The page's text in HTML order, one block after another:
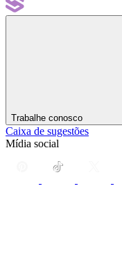
Trabalhe conosco
Caixa de sugestões
Mídia social